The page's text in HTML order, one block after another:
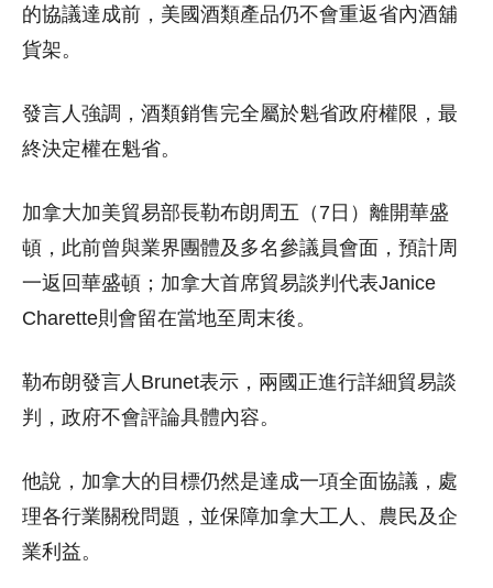
的協議達成前，美國酒類產品仍不會重返省內酒舖
貨架。
發言人強調，酒類銷售完全屬於魁省政府權限，最
終決定權在魁省。
加拿大加美貿易部長勒布朗周五（7日）離開華盛
頓，此前曾與業界團體及多名參議員會面，預計周
一返回華盛頓；加拿大首席貿易談判代表Janice
Charette則會留在當地至周末後。
勒布朗發言人Brunet表示，兩國正進行詳細貿易談
判，政府不會評論具體內容。
他說，加拿大的目標仍然是達成一項全面協議，處
理各行業關稅問題，並保障加拿大工人、農民及企
業利益。